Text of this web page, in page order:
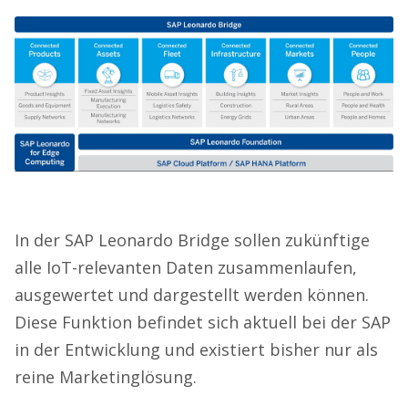
In der SAP Leonardo Bridge sollen zukünftige
alle IoT-relevanten Daten zusammenlaufen,
ausgewertet und dargestellt werden können.
Diese Funktion befindet sich aktuell bei der SAP
in der Entwicklung und existiert bisher nur als
reine Marketinglösung.